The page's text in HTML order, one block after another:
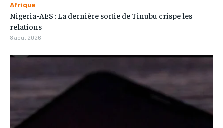
Afrique
Nigeria-AES : La dernière sortie de Tinubu crispe les
relations
8 août 2026